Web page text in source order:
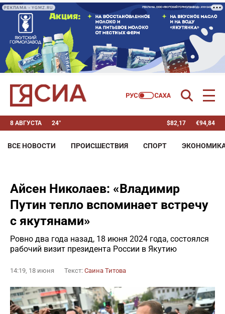
РЕКЛАМА • YGMZ.RU
8 АВГУСТА 24° $82,17 €94,84
ВСЕ НОВОСТИ ПРОИСШЕСТВИЯ СПОРТ
Айсен Николаев: «Владимир
Путин тепло вспоминает встречу
с якутянами»
Ровно два года назад, 18 июня 2024 года, состоялся
рабочий визит президента России в Якутию
14:19, 18 июня Текст: Саина Титова